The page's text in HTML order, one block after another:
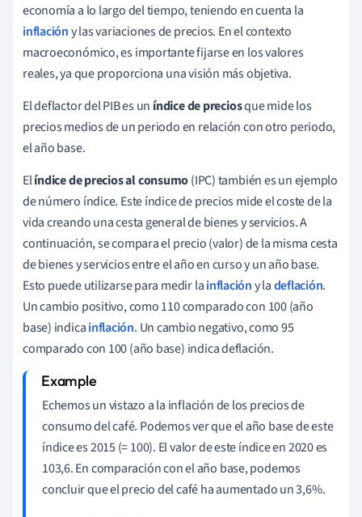
economía a lo largo del tiempo, teniendo en cuenta la
inflacióny las variaciones de precios. En el contexto
macroeconómico, es importante fijarse en los valores
reales, ya que proporciona una visión más objetiva.
El deflactor del PIB es un índice de preciosque mide los
precios medios de un periodo en relación con otro periodo,
el año base.
Elíndice de precios al consumo(IPC) también es un ejemplo
de número índice. Este índice de precios mide el coste de la
vida creando una cesta general de bienes y servicios. A
continuación, se compara el precio (valor) de la misma cesta
de bienes y servicios entre el año en curso y un año base.
Esto puede utilizarse para medir lainflacióny ladeflación.
Un cambio positivo, como 110 comparado con 100 (año
base) indicainflación. Un cambio negativo, como 95
comparado con 100 (año base) indica deflación.
Echemos un vistazo a la inflación de los precios de
consumo del café. Podemos ver que el año base de este
índice es 2015 (= 100). El valor de este índice en 2020 es
103,6. En comparación con el año base, podemos
concluir que el precio del café ha aumentado un 3,6%.